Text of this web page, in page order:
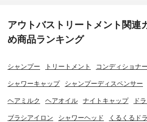
アウトバストリートメント関連
め商品ランキング
シャンプー トリートメント コンディショナー
シャワーキャップ シャンプーディスペンサー
ヘアミルク ヘアオイル ナイトキャップ ド
ブラシアイロン シャワーヘッド くるくるド